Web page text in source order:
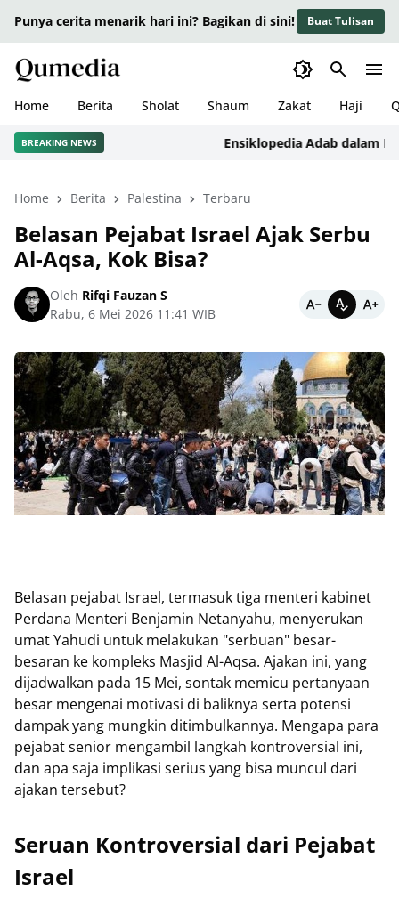
Punya cerita menarik hari ini? Bagikan di sini! Buat Tulisan
Home Berita Sholat Shaum Zakat Haji
BREAKING NEWS Ensiklopedia Adab dalam
Home Berita Palestina Terbaru
Belasan Pejabat Israel Ajak Serbu
Al-Aqsa, Kok Bisa?
Oleh Rifqi Fauzan S
Rabu, 6 Mei 2026 11:41 WIB
Belasan pejabat Israel, termasuk tiga menteri kabinet
Perdana Menteri Benjamin Netanyahu, menyerukan
umat Yahudi untuk melakukan "serbuan" besar-
besaran ke kompleks Masjid Al-Aqsa. Ajakan ini, yang
dijadwalkan pada 15 Mei, sontak memicu pertanyaan
besar mengenai motivasi di baliknya serta potensi
dampak yang mungkin ditimbulkannya. Mengapa para
pejabat senior mengambil langkah kontroversial ini,
dan apa saja implikasi serius yang bisa muncul dari
ajakan tersebut?
Seruan Kontroversial dari Pejabat
Israel